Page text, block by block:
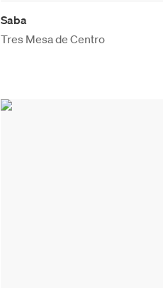
Saba
Tres Mesa de Centro